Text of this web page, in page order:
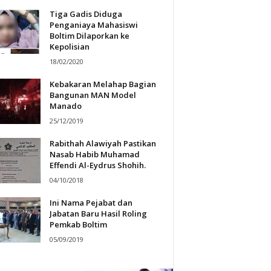
Tiga Gadis Diduga
Penganiaya Mahasiswi
Boltim Dilaporkan ke
Kepolisian
18/02/2020
Kebakaran Melahap Bagian
Bangunan MAN Model
Manado
25/12/2019
Rabithah Alawiyah Pastikan
Nasab Habib Muhamad
Effendi Al-Eydrus Shohih.
04/10/2018
Ini Nama Pejabat dan
Jabatan Baru Hasil Roling
Pemkab Boltim
05/09/2019